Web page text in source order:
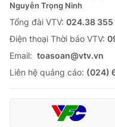
Nguyễn Trọng Ninh
Tổng đài VTV: 024.38 355
Ðiện thoại Thời báo VTV:
Email: toasoan@vtv.vn
Liên hệ quảng cáo: (024)